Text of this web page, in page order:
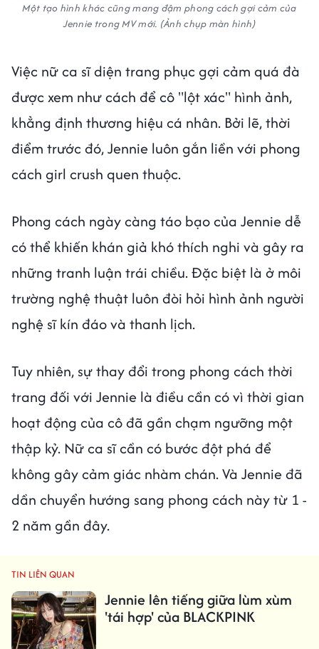
Một tạo hình khác cũng mang đậm phong cách gợi cảm của
Jennie trong MV mới. (Ảnh chụp màn hình)
Việc nữ ca sĩ diện trang phục gợi cảm quá đà
được xem như cách để cô "lột xác" hình ảnh,
khẳng định thương hiệu cá nhân. Bởi lẽ, thời
điểm trước đó, Jennie luôn gắn liền với phong
cách girl crush quen thuộc.
Phong cách ngày càng táo bạo của Jennie dễ
có thể khiến khán giả khó thích nghi và gây ra
những tranh luận trái chiều. Đặc biệt là ở môi
trường nghệ thuật luôn đòi hỏi hình ảnh người
nghệ sĩ kín đáo và thanh lịch.
Tuy nhiên, sự thay đổi trong phong cách thời
trang đối với Jennie là điều cần có vì thời gian
hoạt động của cô đã gần chạm ngưỡng một
thập kỷ. Nữ ca sĩ cần có bước đột phá để
không gây cảm giác nhàm chán. Và Jennie đã
dần chuyển hướng sang phong cách này từ 1 -
2 năm gần đây.
TIN LIÊN QUAN
Jennie lên tiếng giữa lùm xùm
'tái hợp' của BLACKPINK